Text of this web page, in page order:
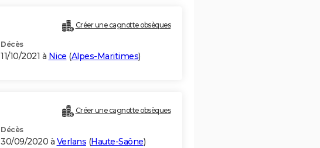
Créer une cagnotte obsèques
Décès
11/10/2021 à Nice (Alpes-Maritimes)
Créer une cagnotte obsèques
Décès
30/09/2020 à Verlans (Haute-Saône)